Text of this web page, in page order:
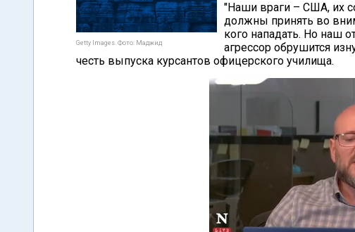
Getty Images. Фото: Маджид
"Наши враги – США, их
должны принять во
кого нападать. Но наш
агрессор обрушится
честь выпуска курсантов офицерского училища.